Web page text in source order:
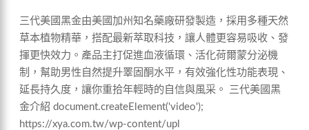
三代美國黑金由美國加州知名藥廠研發製造，採用多種天然
草本植物精華，搭配最新萃取科技，讓人體更容易吸收、發
揮更快效力。產品主打促進血液循環、活化荷爾蒙分泌機
制，幫助男性自然提升睪固酮水平，有效強化性功能表現、
延長持久度，讓你重拾年輕時的自信與風采。 三代美國黑
金介紹 document.createElement('video');
https://xya.com.tw/wp-content/upl